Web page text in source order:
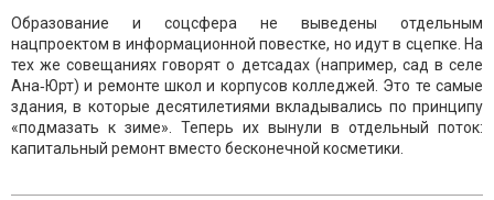
Образование и соцсфера не выведены отдельным
нацпроектом в информационной повестке, но идут в сцепке. На
тех же совещаниях говорят о детсадах (например, сад в селе
Ана‑Юрт) и ремонте школ и корпусов колледжей. Это те самые
здания, в которые десятилетиями вкладывались по принципу
«подмазать к зиме». Теперь их вынули в отдельный поток:
капитальный ремонт вместо бесконечной косметики.